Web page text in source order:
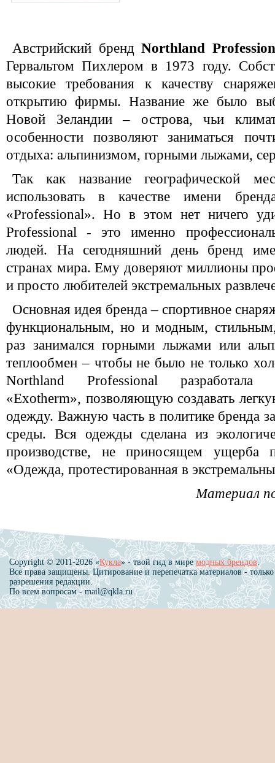
Австрийский брендNorthland
Гервальтом Пихлером в 1973 году.
высокие требования к качеству
открытию фирмы. Название же было
Новой Зеландии – острова, чьи
особенности позволяют заниматься
отдыха: альпинизмом, горными лыжами,
Так как название географической
использовать в качестве имени
«Professional». Но в этом нет ничего
Professional - это именно
людей. На сегодняшний день бренд
странах мира. Ему доверяют миллионы
и просто любителей экстремальных
Основная идея бренда – спортивное
функциональным, но и модным,
раз занимался горными лыжами или
теплообмен – чтобы не было не только
Northland Professional разработала
«Exotherm», позволяющую создавать
одежду. Важную часть в политике бренда
среды. Вся одежды сделана из
производстве, не приносящем ущерба
«Одежда, протестированная в
Материал
Copyright © 2011-2026 «Кукла» - твой гид в миремодных брендов.
Все права защищены. Цитирование и перепечатка материалов - только
разрешения редакции.
По всем вопросам - mail@qkla.ru